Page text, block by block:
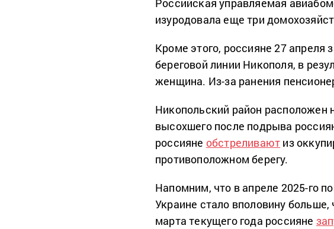
Российская управляемая
изуродовала еще три
Кроме этого, россияне 27 апреля
береговой линии Никополя, в
женщина. Из-за ранения
Никопольский район расположен
высохшего после подрыва
россияне обстреливают из
противоположном берегу.
Напомним, что в апреле 2025-го
Украине стало вполовину больше,
марта текущего года россияне